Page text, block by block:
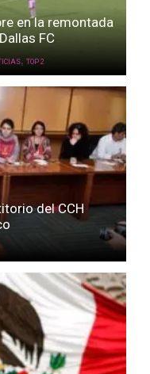
en la remontada
FC
, TOP 2
del CCH